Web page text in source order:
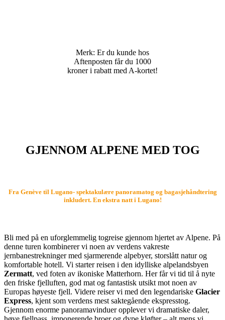
Merk: Er du kunde hos
Aftenposten får du 1000
kroner i rabatt med A-kortet!
GJENNOM ALPENE MED TOG
Fra Genève til Lugano- spektakulære panoramatog og bagasjehåndtering
inkludert. En ekstra natt i Lugano!
Bli med på en uforglemmelig togreise gjennom hjertet av Alpene. På
denne turen kombinerer vi noen av verdens vakreste
jernbanestrekninger med sjarmerende alpebyer, storslått natur og
komfortable hotell. Vi starter reisen i den idylliske alpelandsbyen
Zermatt, ved foten av ikoniske Matterhorn. Her får vi tid til å nyte
den friske fjelluften, god mat og fantastisk utsikt mot noen av
Europas høyeste fjell. Videre reiser vi med den legendariske Glacier
Express, kjent som verdens mest saktegående ekspresstog.
Gjennom enorme panoramavinduer opplever vi dramatiske daler,